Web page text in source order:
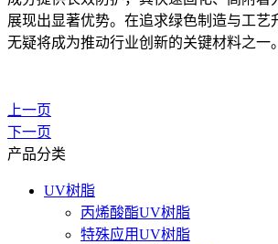
展现出显著优势。在追求绿色制造与工艺
无疑将成为推动行业创新的关键材料之一。
上一页
下一页
产品分类
UV树脂
丙烯酸酯UV树脂
特殊应用UV树脂